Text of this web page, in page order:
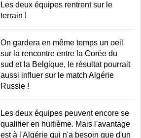
Les deux équipes rentrent sur le
terrain !
On gardera en même temps un oeil
sur la rencontre entre la Corée du
sud et la Belgique, le résultat pourrait
aussi influer sur le match Algérie
Russie !
Les deux équipes peuvent encore se
qualifier en huitième. Mais l'avantage
est à l'Algérie qui n'a besoin que d'un